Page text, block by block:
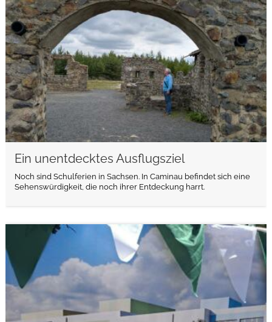
Ein unentdecktes Ausflugsziel
Noch sind Schulferien in Sachsen. In Caminau befindet sich eine
Sehenswürdigkeit, die noch ihrer Entdeckung harrt.
weiterlesen